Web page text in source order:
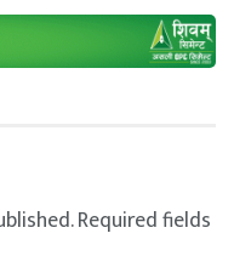
Required fields